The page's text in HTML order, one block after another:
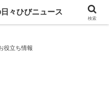
々ひびニュース
役立ち情報
々ひびニュース
検索